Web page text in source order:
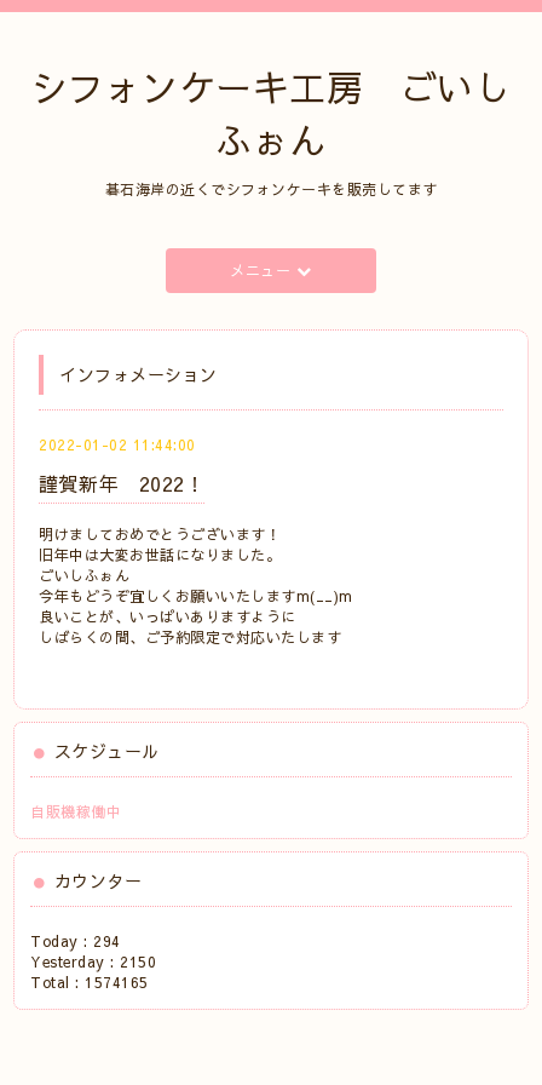
シフォンケーキ工房 ごいし
ふぉん
碁石海岸の近くでシフォンケーキを販売してます
メニュー
インフォメーション
2022-01-02 11:44:00
謹賀新年 2022！
明けましておめでとうございます！
旧年中は大変お世話になりました。
ごいしふぉん
今年もどうぞ宜しくお願いいたしますm(__)m
良いことが、いっぱいありますように
しばらくの間、ご予約限定で対応いたします
スケジュール
自販機稼働中
カウンター
Today : 294
Yesterday : 2150
Total : 1574165